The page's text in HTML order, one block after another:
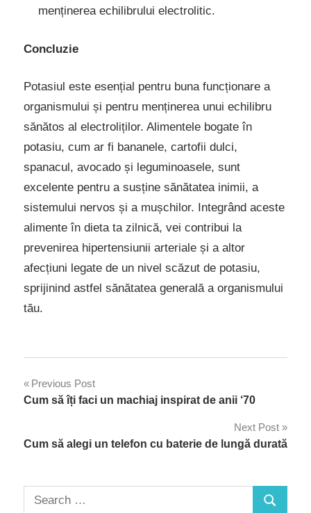
menținerea echilibrului electrolitic.
Concluzie
Potasiul este esențial pentru buna funcționare a
organismului și pentru menținerea unui echilibru
sănătos al electroliților. Alimentele bogate în
potasiu, cum ar fi bananele, cartofii dulci,
spanacul, avocado și leguminoasele, sunt
excelente pentru a susține sănătatea inimii, a
sistemului nervos și a mușchilor. Integrând aceste
alimente în dieta ta zilnică, vei contribui la
prevenirea hipertensiunii arteriale și a altor
afecțiuni legate de un nivel scăzut de potasiu,
sprijinind astfel sănătatea generală a organismului
tău.
Navigare
articole
Previous Post
Cum să îți faci un machiaj inspirat de anii ‘70
Next Post
Cum să alegi un telefon cu baterie de lungă durată
Search
Search